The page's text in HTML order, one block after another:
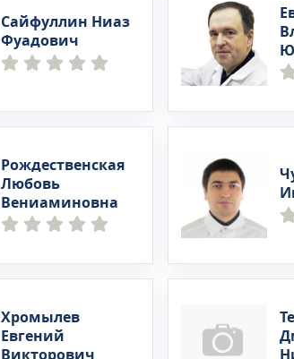
Сайфуллин Ниаз
Фуадович
Рождественская
Любовь
Вениаминовна
Хромылев
Евгений